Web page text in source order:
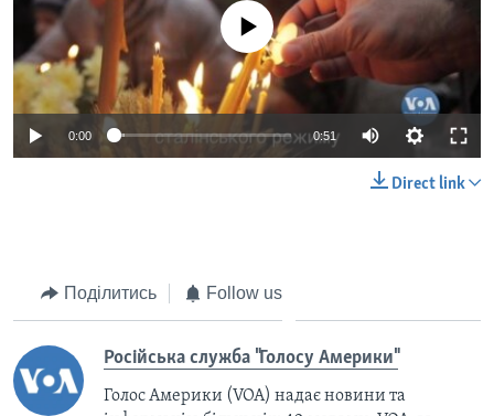
No media source currently available
0:00 0:51
Direct link
Поділитись Follow us
Російська служба "Голосу Америки"
Голос Америки (VOA) надає новини та